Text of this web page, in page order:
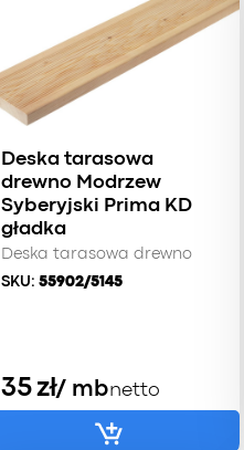
Deska tarasowa
drewno Modrzew
Syberyjski Prima KD
gładka
Deska tarasowa drewno
SKU: 55902/5145
35zł/ mbnetto